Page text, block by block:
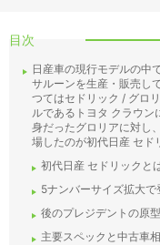
目次
日産車の現行モデルの中
サルーンを生産・販売し
つてはセドリック / グロ
ルであるトヨタ クラウン
身だったグロリアに対し
場したのが初代日産 セド
初代日産 セドリックと
5ナンバーサイズ拡大
後のプレジデントの原
主要スペックと中古車